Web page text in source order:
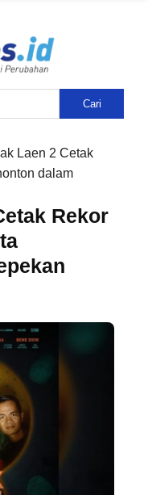
Cari
Laen 2 Cetak
dalam
Rekor